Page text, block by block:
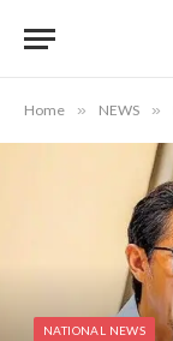
Home » NEWS »
NATIONAL NEWS